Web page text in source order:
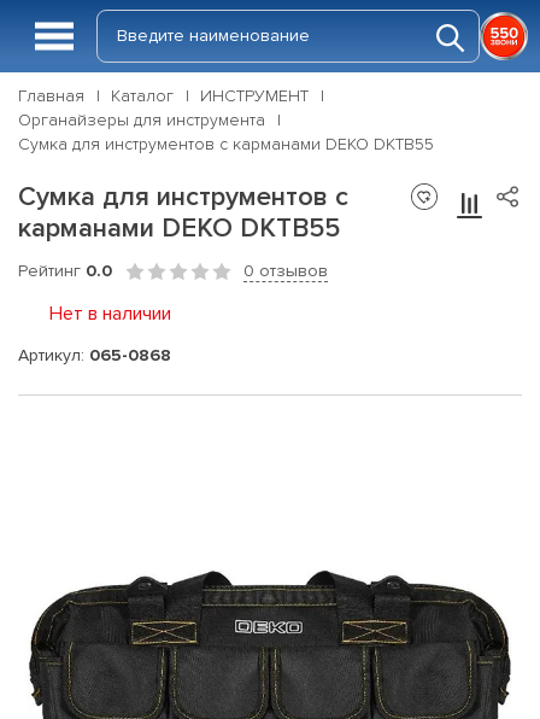
Главная Каталог
ИНСТРУМЕНТ
Органайзеры для инструмента
Сумка для инструментов с карманами DEKO DKTB55
Сумка для инструментов с
карманами DEKO DKTB55
Рейтинг 0.0 0 отзывов
Нет в наличии
Артикул: 065-0868